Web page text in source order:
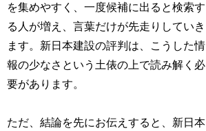
を集めやすく、一度候補に出ると検索す
る人が増え、言葉だけが先走りしていき
ます。新日本建設の評判は、こうした情
報の少なさという土俵の上で読み解く必
要があります。
ただ、結論を先にお伝えすると、新日本